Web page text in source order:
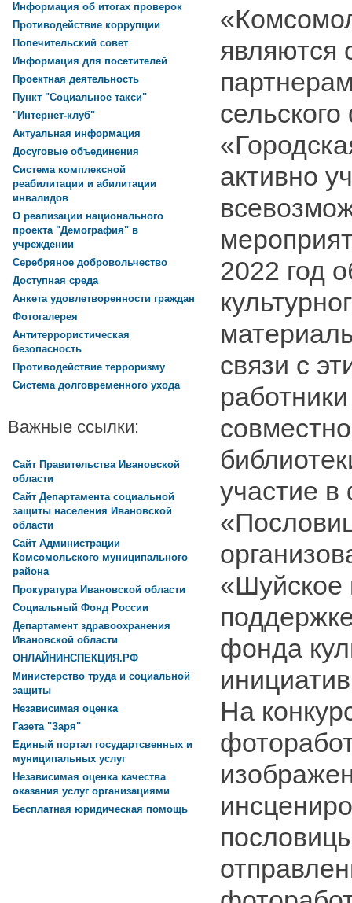
являются
активно
2022 год
связи с
участие в
«Шуйское
фонда
На
Информация об итогах проверок
Противодействие коррупции
Попечительский совет
Информация для посетителей
Проектная деятельность
Пункт "Социальное такси"
"Интернет-клуб"
Актуальная информация
Досуговые объединения
Система комплексной
реабилитации и абилитации
инвалидов
О реализации национального
проекта "Демография" в
учреждении
Серебряное добровольчество
Доступная среда
Анкета удовлетворенности граждан
Фотогалерея
Антитеррористическая
безопасность
Противодействие терроризму
Система долговременного ухода
Важные ссылки:
Сайт Правительства Ивановской
области
Сайт Департамента социальной
защиты населения Ивановской
области
Сайт Администрации
Комсомольского муниципального
района
Прокуратура Ивановской области
Социальный Фонд России
Департамент здравоохранения
Ивановской области
ОНЛАЙНИНСПЕКЦИЯ.РФ
Министерство труда и социальной
защиты
Независимая оценка
Газета "Заря"
Единый портал государтсвенных и
муниципальных услуг
Независимая оценка качества
оказания услуг организациями
Бесплатная юридическая помощь